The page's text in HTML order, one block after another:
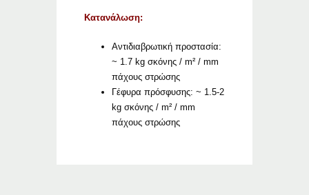
Κατανάλωση:
Αντιδιαβρωτική προστασία:
~ 1.7 kg σκόνης / m² / mm
πάχους στρώσης
Γέφυρα πρόσφυσης: ~ 1.5-2
kg σκόνης / m² / mm
πάχους στρώσης